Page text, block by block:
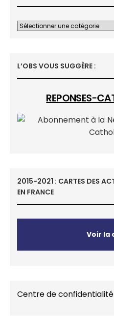
L’OBS VOUS SUGGÈRE :
REPONSES-
2015-2021 : CARTES DES
EN FRANCE
Voir la
Centre de confidentialité